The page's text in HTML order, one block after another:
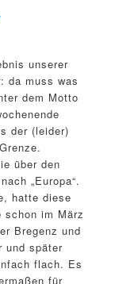
unserer
da muss was
dem Motto
der (leider)
über den
„Europa“.
hatte diese
schon im März
Bregenz und
und später
flach. Es
für